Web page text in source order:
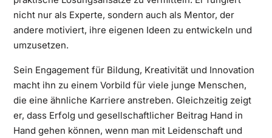
nicht nur als Experte, sondern auch als Mentor, der
andere motiviert, ihre eigenen Ideen zu entwickeln und
umzusetzen.
Sein Engagement für Bildung, Kreativität und Innovation
macht ihn zu einem Vorbild für viele junge Menschen,
die eine ähnliche Karriere anstreben. Gleichzeitig zeigt
er, dass Erfolg und gesellschaftlicher Beitrag Hand in
Hand gehen können, wenn man mit Leidenschaft und